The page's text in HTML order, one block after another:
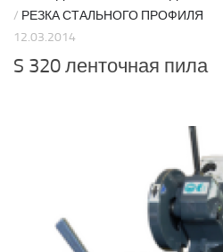
/ РЕЗКА СТАЛЬНОГО ПРОФИЛЯ
12.03.2014
S 320 ленточная пила